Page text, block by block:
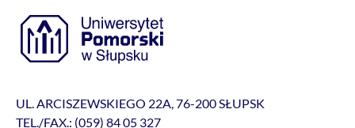
UL. ARCISZEWSKIEGO 22A, 76-200 SŁUPSK
TEL./FAX.: (059) 84 05 327